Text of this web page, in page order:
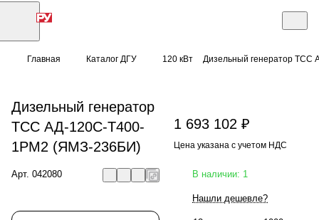
Главная Каталог ДГУ 120 кВт Дизельный генератор
Дизельный генератор
ТСС АД-120С-Т400-
1РМ2 (ЯМЗ-236БИ)
Арт. 042080
1 693 102 ₽
Цена указана с учетом НДС
В наличии: 1
Нашли дешевле?